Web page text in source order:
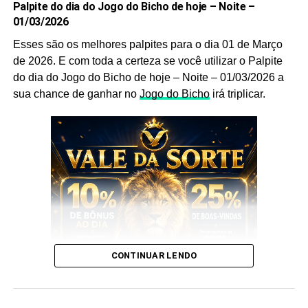
são indispensáveis, pois as utilizamos você aumenta
ainda mais a sua chance de acertar o
no poste.
Palpites do Jogo do Bicho Dia
20/08/2021 Noite
Sem mais delongas esses são os nossos
Palpites do
Jogo do Bicho Dia 20/08/2021 Noite
:
Palpite do dia do Jogo do Bicho de hoje – Noite –
01/03/2026
Esses são os melhores palpites para o dia 01 de Março
de 2026. E com toda a certeza se você utilizar o Palpite
do dia do Jogo do Bicho de hoje – Noite – 01/03/2026 a
sua chance de ganhar no Jogo do Bichoirá triplicar.
CONTINUAR LENDO